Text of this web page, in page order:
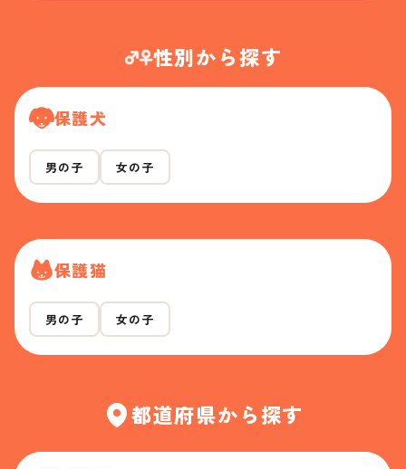
性別から探す
保護犬
男の子 女の子
保護猫
男の子 女の子
都道府県から探す